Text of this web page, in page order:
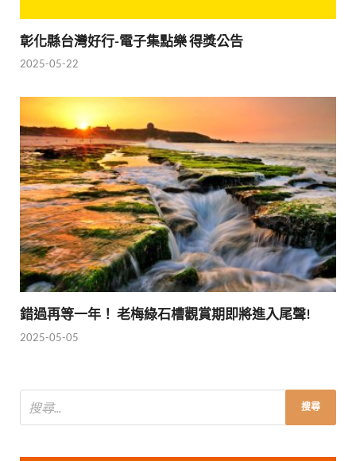
彰化縣台灣好行-電子集點樂 得獎公告
2025-05-22
錯過再等一年！ 老梅綠石槽觀賞期即將進入尾聲!
2025-05-05